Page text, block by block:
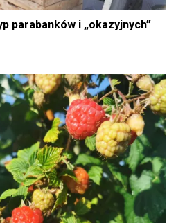
parabanków i „okazyjnych”